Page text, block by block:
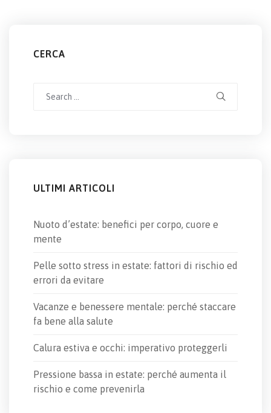
CERCA
ULTIMI ARTICOLI
Nuoto d’estate: benefici per corpo, cuore e
mente
Pelle sotto stress in estate: fattori di rischio ed
errori da evitare
Vacanze e benessere mentale: perché staccare
fa bene alla salute
Calura estiva e occhi: imperativo proteggerli
Pressione bassa in estate: perché aumenta il
rischio e come prevenirla